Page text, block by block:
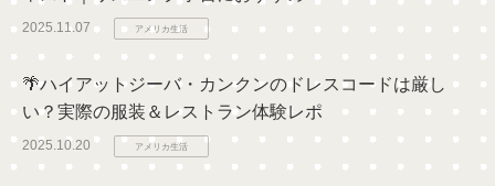
2025.11.07 アメリカ生活
🌴ハイアットジーバ・カンクンのドレスコードは厳し
い？実際の服装＆レストラン体験レポ
2025.10.20 アメリカ生活